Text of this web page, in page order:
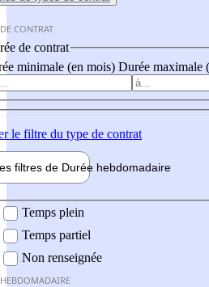
CONTRAT
de contrat
minimale (en mois) Durée maximale
le filtre du type de contrat
filtres de Durée hebdomadaire
Temps plein
Temps partiel
Non renseignée